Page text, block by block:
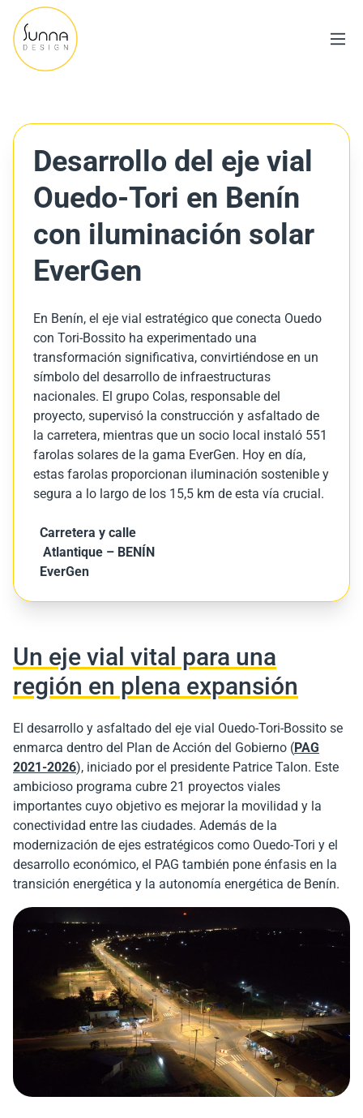
Desarrollo del eje vial
Ouedo-Tori en Benín
con iluminación solar
EverGen
En Benín, el eje vial estratégico que conecta Ouedo
con Tori-Bossito ha experimentado una
transformación significativa, convirtiéndose en un
símbolo del desarrollo de infraestructuras
nacionales. El grupo Colas, responsable del
proyecto, supervisó la construcción y asfaltado de
la carretera, mientras que un socio local instaló 551
farolas solares de la gama EverGen. Hoy en día,
estas farolas proporcionan iluminación sostenible y
segura a lo largo de los 15,5 km de esta vía crucial.
Carretera y calle
Atlantique – BENÍN
EverGen
Un eje vial vital para una
región en plena expansión
El desarrollo y asfaltado del eje vial Ouedo-Tori-Bossito se
enmarca dentro del Plan de Acción del Gobierno (PAG
2021-2026), iniciado por el presidente Patrice Talon. Este
ambicioso programa cubre 21 proyectos viales
importantes cuyo objetivo es mejorar la movilidad y la
conectividad entre las ciudades. Además de la
modernización de ejes estratégicos como Ouedo-Tori y el
desarrollo económico, el PAG también pone énfasis en la
transición energética y la autonomía energética de Benín.